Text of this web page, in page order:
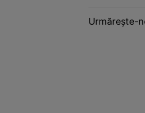
Urmărește-